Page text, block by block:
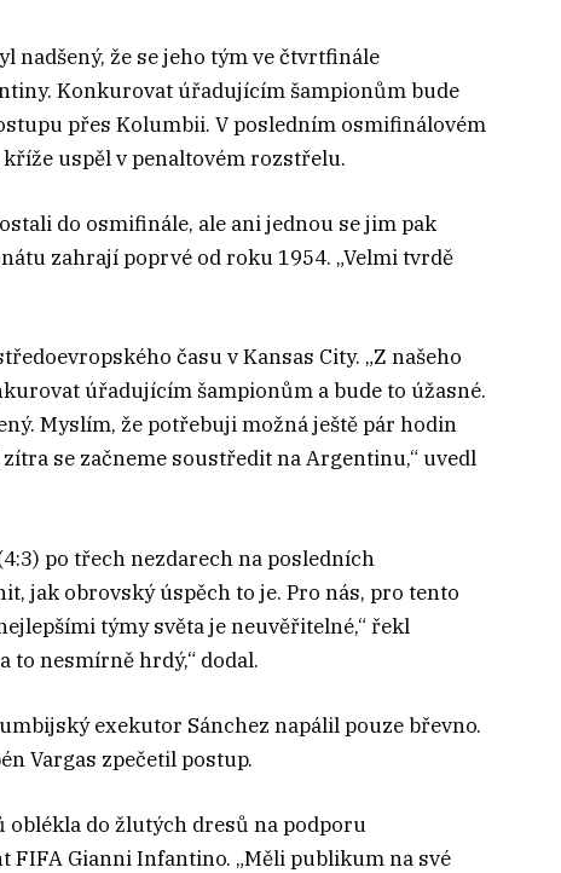
nadšený, že se jeho tým ve čtvrtfinále
Konkurovat úřadujícím šampionům bude
přes Kolumbii. V posledním osmifinálovém
uspěl v penaltovém rozstřelu.
do osmifinále, ale ani jednou se jim pak
zahrají poprvé od roku 1954. „Velmi tvrdě
času v Kansas City. „Z našeho
úřadujícím šampionům a bude to úžasné.
Myslím, že potřebuji možná ještě pár hodin
se začneme soustředit na Argentinu,“ uvedl
po třech nezdarech na posledních
jak obrovský úspěch to je. Pro nás, pro tento
týmy světa je neuvěřitelné,“ řekl
to nesmírně hrdý,“ dodal.
exekutor Sánchez napálil pouze břevno.
Vargas zpečetil postup.
oblékla do žlutých dresů na podporu
FIFA Gianni Infantino. „Měli publikum na své